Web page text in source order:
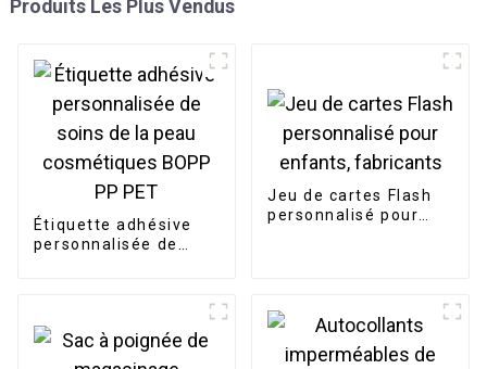
Produits Les Plus Vendus
Étiquette adhésive
personnalisée de
Jeu de cartes Flash
personnalisé pour